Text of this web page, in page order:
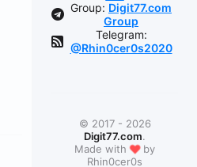
Group: Digit77.com
Group
Telegram:
@Rhin0cer0s2020
© 2017 - 2026
Digit77.com.
Made with❤by
Rhin0cer0s